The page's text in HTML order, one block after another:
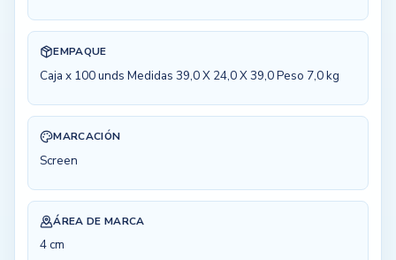
EMPAQUE
Caja x 100 unds Medidas 39,0 X 24,0 X 39,0 Peso 7,0 kg
MARCACIÓN
Screen
ÁREA DE MARCA
4 cm